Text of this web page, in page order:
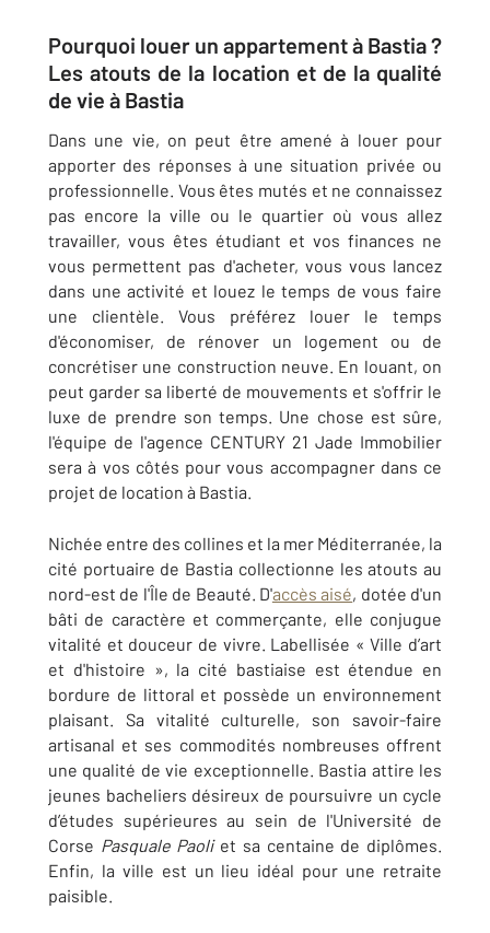
Pourquoi louer un appartement à Bastia ?
Les atouts de la location et de la qualité
de vie à Bastia
Dans une vie, on peut être amené à louer pour
apporter des réponses à une situation privée ou
professionnelle. Vous êtes mutés et ne connaissez
pas encore la ville ou le quartier où vous allez
travailler, vous êtes étudiant et vos finances ne
vous permettent pas d'acheter, vous vous lancez
dans une activité et louez le temps de vous faire
une clientèle. Vous préférez louer le temps
d'économiser, de rénover un logement ou de
concrétiser une construction neuve. En louant, on
peut garder sa liberté de mouvements et s'offrir le
luxe de prendre son temps. Une chose est sûre,
l'équipe de l'agence CENTURY 21 Jade Immobilier
sera à vos côtés pour vous accompagner dans ce
projet de location à Bastia.
Nichée entre des collines et la mer Méditerranée, la
cité portuaire de Bastia collectionne les atouts au
nord-est de l'Île de Beauté. D'accès aisé, dotée d'un
bâti de caractère et commerçante, elle conjugue
vitalité et douceur de vivre. Labellisée « Ville d’art
et d'histoire », la cité bastiaise est étendue en
bordure de littoral et possède un environnement
plaisant. Sa vitalité culturelle, son savoir-faire
artisanal et ses commodités nombreuses offrent
une qualité de vie exceptionnelle. Bastia attire les
jeunes bacheliers désireux de poursuivre un cycle
d’études supérieures au sein de l'Université de
Corse Pasquale Paoliet sa centaine de diplômes.
Enfin, la ville est un lieu idéal pour une retraite
paisible.